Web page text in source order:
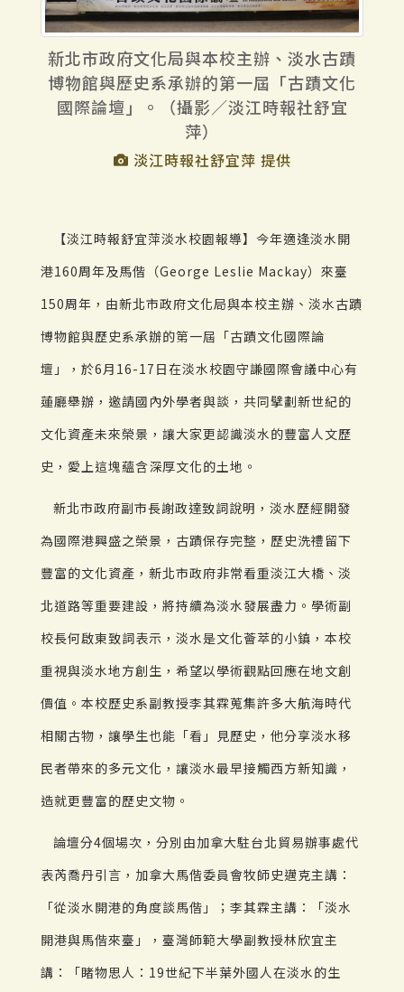
新北市政府文化局與本校主辦、淡水古蹟
博物館與歷史系承辦的第一屆「古蹟文化
國際論壇」。（攝影／淡江時報社舒宜
萍）
淡江時報社舒宜萍 提供
【淡江時報舒宜萍淡水校園報導】今年適逢淡水開
港160周年及馬偕（George Leslie Mackay）來臺
150周年，由新北市政府文化局與本校主辦、淡水古蹟
博物館與歷史系承辦的第一屆「古蹟文化國際論
壇」，於6月16-17日在淡水校園守謙國際會議中心有
蓮廳舉辦，邀請國內外學者與談，共同擘劃新世紀的
文化資產未來榮景，讓大家更認識淡水的豐富人文歷
史，愛上這塊蘊含深厚文化的土地。
新北市政府副市長謝政達致詞說明，淡水歷經開發
為國際港興盛之榮景，古蹟保存完整，歷史洗禮留下
豐富的文化資產，新北市政府非常看重淡江大橋、淡
北道路等重要建設，將持續為淡水發展盡力。學術副
校長何啟東致詞表示，淡水是文化薈萃的小鎮，本校
重視與淡水地方創生，希望以學術觀點回應在地文創
價值。本校歷史系副教授李其霖蒐集許多大航海時代
相關古物，讓學生也能「看」見歷史，他分享淡水移
民者帶來的多元文化，讓淡水最早接觸西方新知識，
造就更豐富的歷史文物。
論壇分4個場次，分別由加拿大駐台北貿易辦事處代
表芮喬丹引言，加拿大馬偕委員會牧師史邁克主講：
「從淡水開港的角度談馬偕」；李其霖主講：「淡水
開港與馬偕來臺」，臺灣師範大學副教授林欣宜主
講：「睹物思人：19世紀下半葉外國人在淡水的生